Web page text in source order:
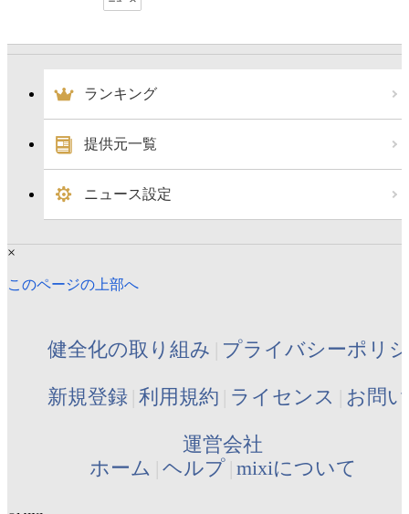
ランキング
提供元一覧
ニュース設定
×
このページの上部へ
健全化の取り組み プライバシーポリ
新規登録 利用規約 ライセンス お問
運営会社
ホーム ヘルプ mixiについて